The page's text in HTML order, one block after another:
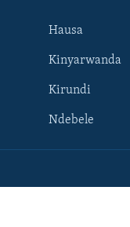
Hausa
Kinyarwanda
Kirundi
Ndebele